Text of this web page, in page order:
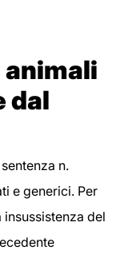
dal
n.
e generici. Per
del